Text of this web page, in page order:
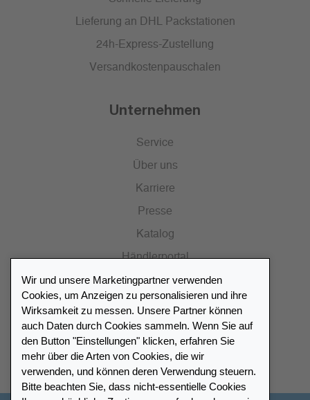
Lieferung an DHL Packstationen
24h-Express-Zustellung
Versandkostenpauschalen
Unternehmen
Service
Über uns
Karriere
Presse
Katalog
Händlerportal
Händlerverzeichnis
Meinen Leuchtturm Händler finden
Wir und unsere Marketingpartner verwenden
Cookies, um Anzeigen zu personalisieren und ihre
Wirksamkeit zu messen. Unsere Partner können
auch Daten durch Cookies sammeln. Wenn Sie auf
den Button "Einstellungen" klicken, erfahren Sie
mehr über die Arten von Cookies, die wir
verwenden, und können deren Verwendung steuern.
Bitte beachten Sie, dass nicht-essentielle Cookies